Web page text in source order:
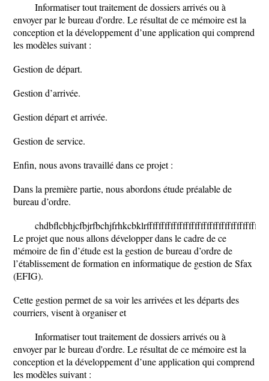
Informatiser tout traitement de dossiers arrivés ou à
envoyer par le bureau d'ordre. Le résultat de ce mémoire est la
conception et la développement d’une application qui comprend
les modèles suivant :
Gestion de départ.
Gestion d’arrivée.
Gestion départ et arrivée.
Gestion de service.
Enfin, nous avons travaillé dans ce projet :
Dans la première partie, nous abordons étude préalable de
bureau d’ordre.
Le projet que nous allons développer dans le cadre de ce
mémoire de fin d’étude est la gestion de bureau d’ordre de
l’établissement de formation en informatique de gestion de Sfax
(EFIG).
Cette gestion permet de sa voir les arrivées et les départs des
courriers, visent à organiser et
Informatiser tout traitement de dossiers arrivés ou à
envoyer par le bureau d'ordre. Le résultat de ce mémoire est la
conception et la développement d’une application qui comprend
les modèles suivant :